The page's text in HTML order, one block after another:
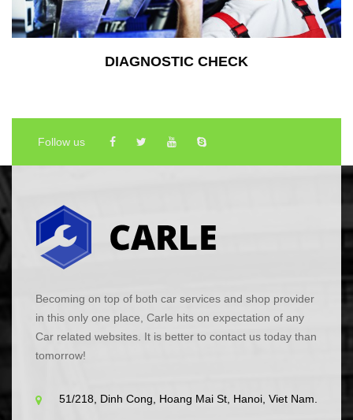
DIAGNOSTIC CHECK
Follow us
Becoming on top of both car services and shop provider
in this only one place, Carle hits on expectation of any
Car related websites. It is better to contact us today than
tomorrow!
51/218, Dinh Cong, Hoang Mai St, Hanoi, Viet Nam.